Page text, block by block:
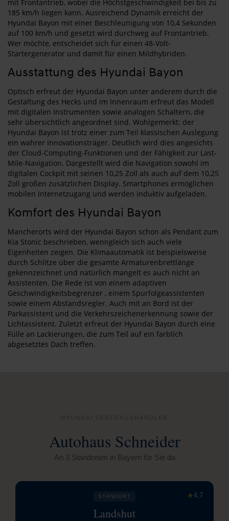
mit Frontantrieb, wobei die Höchstgeschwindigkeit bei bis zu
185 km/h liegen kann. Ausreichend Dynamik erreicht der
Hyundai Bayon mit einer Beschleunigung von 10,4 Sekunden
auf 100 km/h und gesetzt wird durchweg auf Frontantrieb.
Wer möchte, entscheidet sich für einen 48-Volt-
Startergenerator und damit für einen Mildhybriden.
Ausstattung des Hyundai Bayon
Optisch erfreut der Hyundai Bayon unter anderem durch die
Gestaltung des Hecks und im Innenraum erfreut das Modell
mit digitalen Instrumenten sowie analogen Schaltern, die
sehr übersichtlich angeordnet sind. Wohlgemerkt: der
Hyundai Bayon ist trotz einer zum Teil klassischen Auslegung
ein wahrer Innovationsträger. Deutlich wird dies angesichts
der Cloud-Computing-Funktionen und der Fähigkeit zur Last-
Mile-Navigation. Dargestellt wird die Navigation sowohl im
digitalen Cockpit mit seinen 10,25 Zoll als auch auf dem 10,25
Zoll großen zusätzlichen Display. Smartphones ermöglichen
mobilen Internetzugang und werden induktiv aufgeladen.
Komfort des Hyundai Bayon
Mancherorts wird der Hyundai Bayon schon als Pendant zum
Kia Stonic beschrieben, wenngleich sich auch viele
Eigenheiten zeigen. Die Klimaautomatik ist beispielsweise
durch Schlitze über die gesamte Armaturenbrettlänge
gekennzeichnet und natürlich mangelt es auch nicht an
Assistenten. Die Rede ist von einem adaptiven
Geschwindigkeitsbegrenzer , einem Spurfolgeassistenten
sowie einem Abstandsregler. Auch mit an Bord ist der
Parkassistent und die Verkehrszeichenerkennung sowie der
Lichtassistent. Zuletzt erfreut der Hyundai Bayon durch eine
Fülle an Lackierungen, die zum Teil auf ein farblich
abgesetztes Dach treffen.
Autohaus Schneider
An 3 Standorten in Bayern für Sie da
★4,7
STANDORT
Landshut